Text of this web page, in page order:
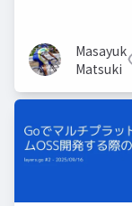
Masayuki
Matsuki